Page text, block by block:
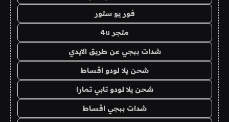
فور يو ستور
متجر 4u
شدات ببجي عن طريق الايدي
شحن يلا لودو اقساط
شحن يلا لودو تابي تمارا
شدات ببجي اقساط